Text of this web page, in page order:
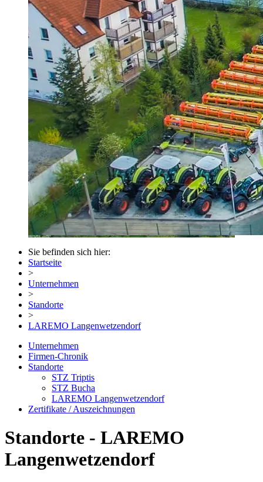
Sie befinden sich hier:
Startseite
>
Unternehmen
>
Standorte
>
LAREMO Langenwetzendorf
Unternehmen
Firmen-Chronik
Standorte
STZ Triptis
STZ Bucha
LAREMO Langenwetzendorf
Zertifikate / Auszeichnungen
Standorte - LAREMO
Langenwetzendorf